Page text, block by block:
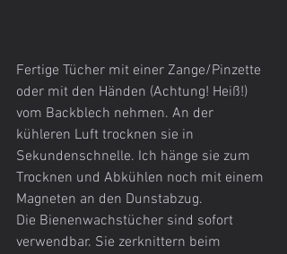
Fertige Tücher mit einer Zange/Pinzette
oder mit den Händen (Achtung! Heiß!)
vom Backblech nehmen. An der
kühleren Luft trocknen sie in
Sekundenschnelle. Ich hänge sie zum
Trocknen und Abkühlen noch mit einem
Magneten an den Dunstabzug.
Die Bienenwachstücher sind sofort
verwendbar. Sie zerknittern beim